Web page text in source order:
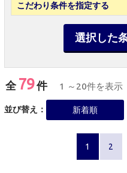
こだわり条件を指定する
選択した
全 79件 1 ～20件を表示
並び替え： 新着順
1 2